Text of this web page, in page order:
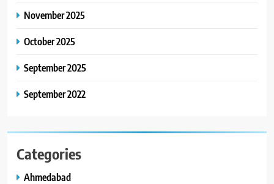
8
November 2025
October 2025
September 2025
September 2022
Categories
Ahmedabad